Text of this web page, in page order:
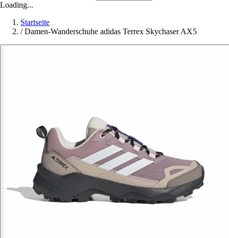
Loading...
Startseite
/ Damen-Wanderschuhe adidas Terrex Skychaser AX5